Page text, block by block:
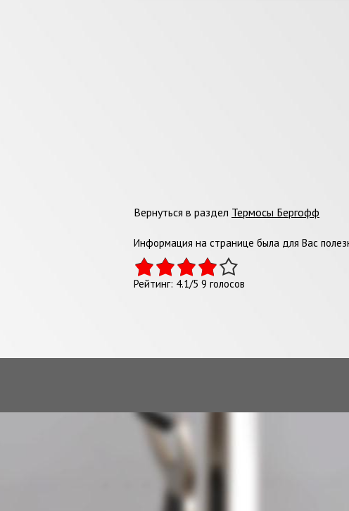
Вернуться в раздел Термосы Бергофф
Информация на странице была для Вас
Рейтинг: 4.1/5 9 голосов